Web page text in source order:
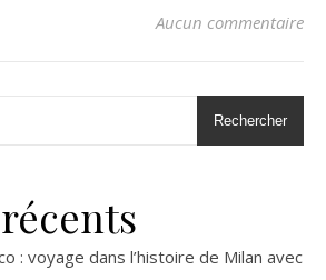
Aucun commentaire
Rechercher
: voyage dans l’histoire de Milan avec